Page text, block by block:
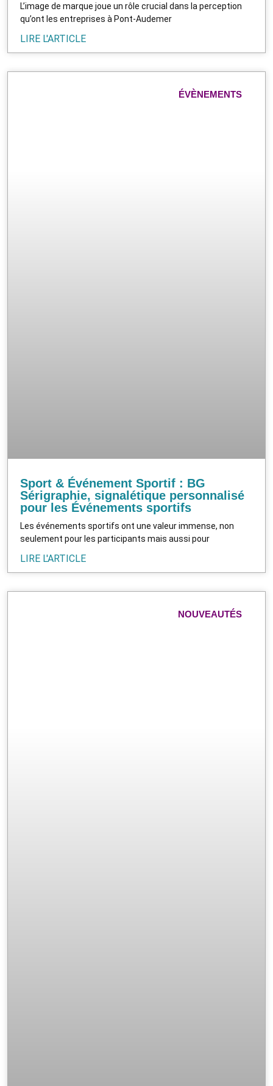
L’image de marque joue un rôle crucial dans la perception
qu’ont les entreprises à Pont-Audemer
LIRE L'ARTICLE
ÉVÈNEMENTS
Sport & Événement Sportif : BG
Sérigraphie, signalétique personnalisé
pour les Événements sportifs
Les événements sportifs ont une valeur immense, non
seulement pour les participants mais aussi pour
LIRE L'ARTICLE
NOUVEAUTÉS